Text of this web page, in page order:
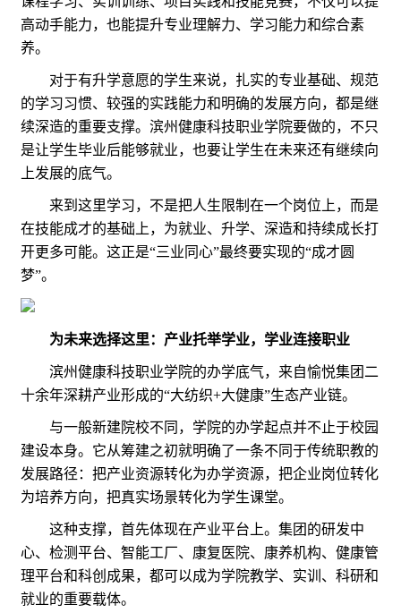
高动手能力，也能提升专业理解力、学习能力和综合素
养。
对于有升学意愿的学生来说，扎实的专业基础、规范
的学习习惯、较强的实践能力和明确的发展方向，都是继
续深造的重要支撑。滨州健康科技职业学院要做的，不只
是让学生毕业后能够就业，也要让学生在未来还有继续向
上发展的底气。
来到这里学习，不是把人生限制在一个岗位上，而是
在技能成才的基础上，为就业、升学、深造和持续成长打
开更多可能。这正是“三业同心”最终要实现的“成才圆
梦”。
为未来选择这里：产业托举学业，学业连接职业
滨州健康科技职业学院的办学底气，来自愉悦集团二
十余年深耕产业形成的“大纺织+大健康”生态产业链。
与一般新建院校不同，学院的办学起点并不止于校园
建设本身。它从筹建之初就明确了一条不同于传统职教的
发展路径：把产业资源转化为办学资源，把企业岗位转化
为培养方向，把真实场景转化为学生课堂。
这种支撑，首先体现在产业平台上。集团的研发中
心、检测平台、智能工厂、康复医院、康养机构、健康管
理平台和科创成果，都可以成为学院教学、实训、科研和
就业的重要载体。